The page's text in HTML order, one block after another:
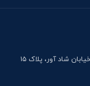
آدرس دفتر: خیابان مقدس اردبیلی، نبش خیابان شاد آور، پلاک ۱۵